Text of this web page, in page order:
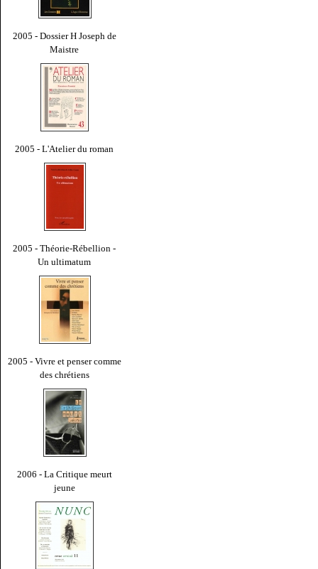
2005 - Dossier H Joseph de
Maistre
2005 - L'Atelier du roman
2005 - Théorie-Rébellion -
Un ultimatum
2005 - Vivre et penser comme
des chrétiens
2006 - La Critique meurt
jeune